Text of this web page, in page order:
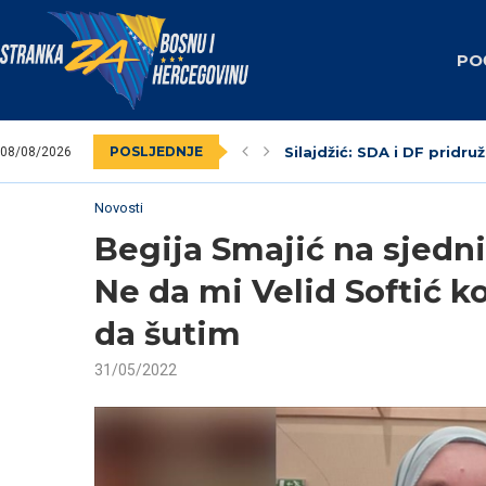
08/08/2026 POSLJEDNJE
Silajdžić: SDA i DF
SBiH: Dodik unaprijed
Nedim Krndžija
Stranka za BiH obilježila
Federalni revizori 2023.
Unsko-sanski kanton:
Livno: Održana izborna
Izabrano kantonalno
Dva vijećnika u
Novosti
Begija Smajić na
Ne da mi Velid Softić
da šutim
31/05/2022